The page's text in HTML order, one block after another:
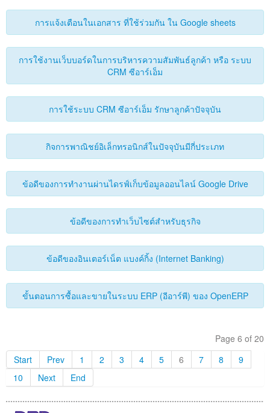
การแจ้งเตือนในเอกสาร ที่ใช้ร่วมกัน ใน Google sheets
การใช้งานเว็บบอร์ดในการบริหารความสัมพันธ์ลูกค้า หรือ ระบบ
CRM ซีอาร์เอ็ม
การใช้ระบบ CRM ซีอาร์เอ็ม รักษาลูกค้าปัจจุบัน
กิจการพาณิชย์อิเล็กทรอนิกส์ในปัจจุบันมีกี่ประเภท
ข้อดีของการทำงานผ่านไดรฟ์เก็บข้อมูลออนไลน์ Google Drive
ข้อดีของการทำเว็บไซต์สำหรับธุรกิจ
ข้อดีของอินเตอร์เน็ต แบงค์กิ้ง (Internet Banking)
ขั้นตอนการซื้อและขายในระบบ ERP (อีอาร์พี) ของ OpenERP
Page 6 of 20
Start
Prev 1 2 3 4 5 6 7 8
9
10
Next End